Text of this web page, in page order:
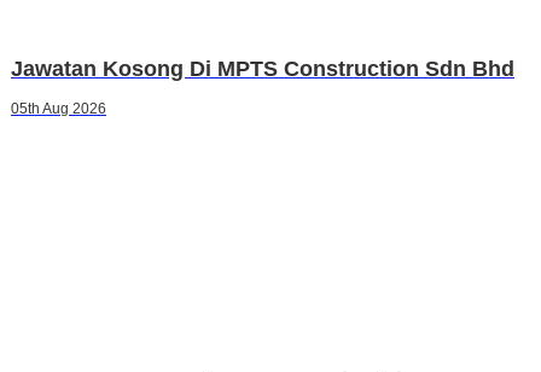
Jawatan Kosong Di MPTS Construction Sdn Bhd
05th Aug 2026